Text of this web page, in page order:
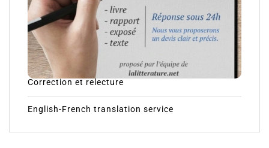
Correction et relecture
English-French translation service